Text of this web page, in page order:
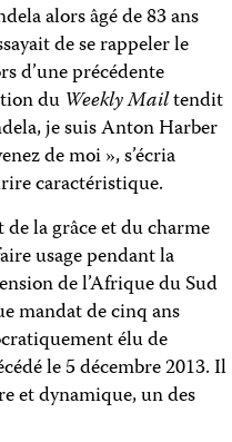
alors âgé de 83 ans
de se rappeler le
d’une précédente
du Weekly Mailtendit
je suis Anton Harber
de moi », s’écria
caractéristique.
la grâce et du charme
usage pendant la
de l’Afrique du Sud
mandat de cinq ans
élu de
le 5 décembre 2013. Il
et dynamique, un des